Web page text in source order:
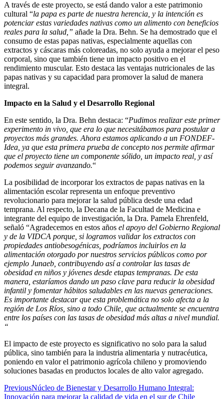
A través de este proyecto, se está dando valor a este patrimonio
cultural “la papa es parte de nuestra herencia, y la intención es
potenciar estas variedades nativas como un alimento con beneficios
reales para la salud,” añade la Dra. Behn. Se ha demostrado que el
consumo de estas papas nativas, especialmente aquellas con
extractos y cáscaras más coloreadas, no solo ayuda a mejorar el peso
corporal, sino que también tiene un impacto positivo en el
rendimiento muscular. Esto destaca las ventajas nutricionales de las
papas nativas y su capacidad para promover la salud de manera
integral.
Impacto en la Salud y el Desarrollo Regional
En este sentido, la Dra. Behn destaca: “Pudimos realizar este primer
experimento in vivo, que era lo que necesitábamos para postular a
proyectos más grandes. Ahora estamos aplicando a un FONDEF-
Idea, ya que esta primera prueba de concepto nos permite afirmar
que el proyecto tiene un componente sólido, un impacto real, y así
podemos seguir avanzando.“
La posibilidad de incorporar los extractos de papas nativas en la
alimentación escolar representa un enfoque preventivo
revolucionario para mejorar la salud pública desde una edad
temprana. Al respecto, la Decana de la Facultad de Medicina e
integrante del equipo de investigación, la Dra. Pamela Ehrenfeld,
señaló “Agradecemos en estos años el apoyo del Gobierno Regional
y de la VIDCA porque, si logramos validar los extractos con
propiedades antiobesogénicas, podríamos incluirlos en la
alimentación otorgado por nuestros servicios públicos como por
ejemplo Junaeb, contribuyendo así a controlar las tasas de
obesidad en niños y jóvenes desde etapas tempranas. De esta
manera, estaríamos dando un paso clave para reducir la obesidad
infantil y fomentar hábitos saludables en las nuevas generaciones.
Es importante destacar que esta problemática no solo afecta a la
región de Los Ríos, sino a todo Chile, que actualmente se encuentra
entre los países con las tasas de obesidad más altas a nivel mundial.
“
El impacto de este proyecto es significativo no solo para la salud
pública, sino también para la industria alimentaria y nutracéutica,
poniendo en valor el patrimonio agrícola chileno y promoviendo
soluciones basadas en productos locales de alto valor agregado.
PreviousNúcleo de Bienestar y Desarrollo Humano Integral:
Innovación para mejorar la calidad de vida en el sur de Chile